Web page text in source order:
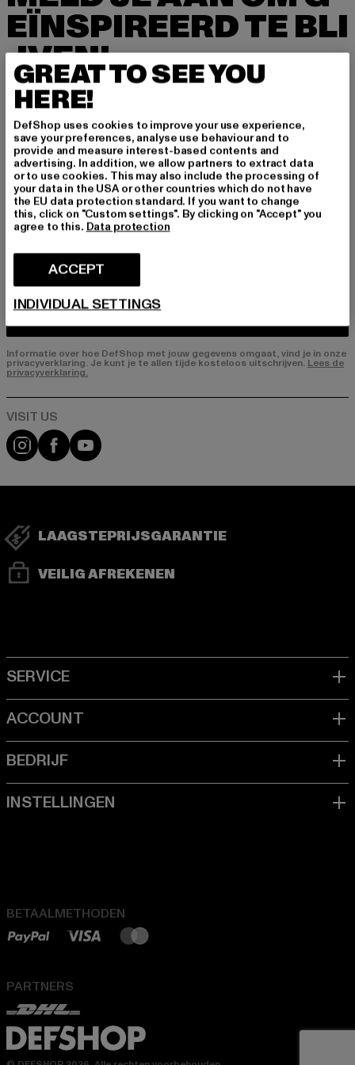
EÏNSPIREERD TE BLI
JVEN!
Meld je hier aan voor onze nieuwsbrief en ontv
ang in de toekomst informatie over actuele tre
nds, aanbiedingen en waardebonnen van DefS
hop per e-mail!
In welke producten bent u geïnteresseerd?
HEREN
DAMES
E-MAIL
Informatie over hoe DefShop met jouw gegevens omgaat, vind je in onze
privacyverklaring. Je kunt je te allen tijde kosteloos uitschrijven.Lees de
privacyverklaring.
Visit our Instagram page:
Visit our Facebook page:
Visit our YouTube channel:
LAAGSTEPRIJSGARANTIE
VEILIG AFREKENEN
BETAALMETHODEN
PARTNERS
GREAT TO SEE YOU
HERE!
DefShop uses cookies to improve your use experience,
save your preferences, analyse use behaviour and to
provide and measure interest-based contents and
advertising. In addition, we allow partners to extract data
or to use cookies. This may also include the processing of
your data in the USA or other countries which do not have
the EU data protection standard. If you want to change
this, click on "Custom settings". By clicking on "Accept" you
agree to this. Data protection
ACCEPT
INDIVIDUAL SETTINGS